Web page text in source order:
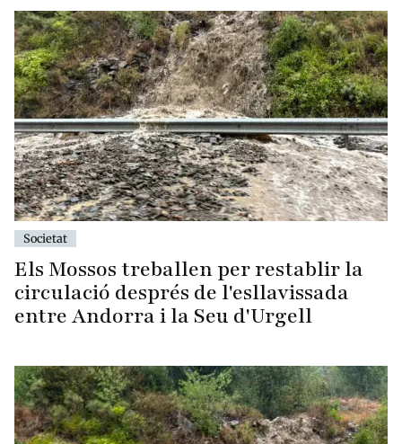
Societat
Els Mossos treballen per restablir la
circulació després de l'esllavissada
entre Andorra i la Seu d'Urgell